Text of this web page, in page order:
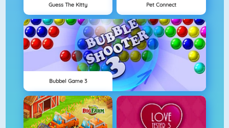
Guess The Kitty Pet Connect
Bubbel Game 3